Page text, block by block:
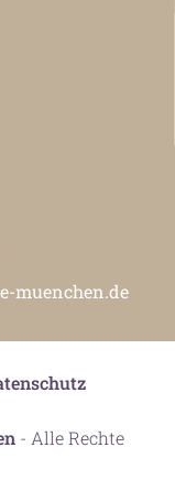
muenchen.de
- Alle Rechte